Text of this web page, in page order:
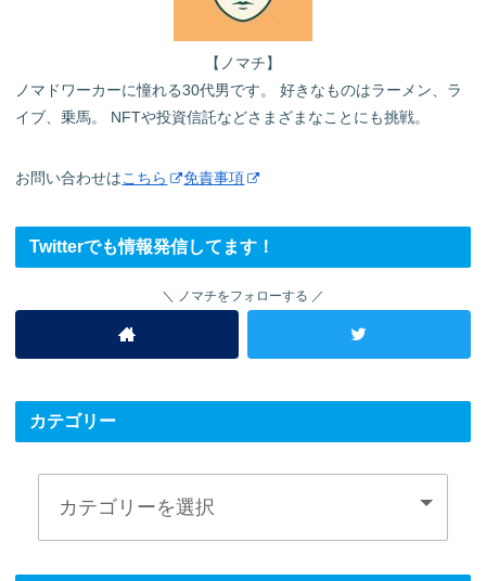
【ノマチ】
ノマドワーカーに憧れる30代男です。 好きなものはラーメン、ラ
イブ、乗馬。 NFTや投資信託などさまざまなことにも挑戦。
お問い合わせはこちら 免責事項
Twitterでも情報発信してます！
ノマチをフォローする
カテゴリー